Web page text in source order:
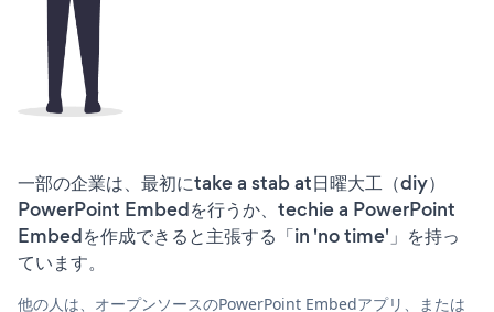
一部の企業は、最初にtake a stab at日曜大工（diy）
PowerPoint Embedを行うか、techie a PowerPoint
Embedを作成できると主張する「in 'no time'」を持っ
ています。
他の人は、オープンソースのPowerPoint Embedアプリ、または